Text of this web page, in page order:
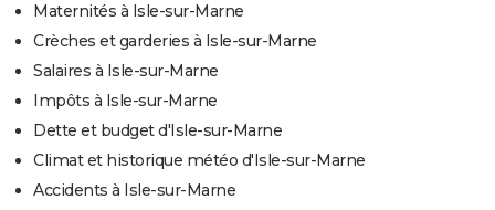
Maternités à Isle-sur-Marne
Crèches et garderies à Isle-sur-Marne
Salaires à Isle-sur-Marne
Impôts à Isle-sur-Marne
Dette et budget d'Isle-sur-Marne
Climat et historique météo d'Isle-sur-Marne
Accidents à Isle-sur-Marne